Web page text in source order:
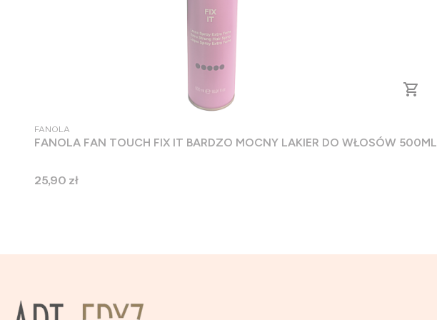
PRODUCENT
FANOLA
FANOLA FAN TOUCH FIX IT BARDZO MOCNY LAKIER DO WŁOSÓW 500ML
Cena
25,90 zł